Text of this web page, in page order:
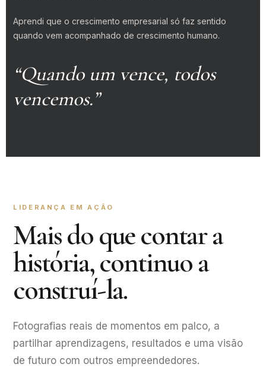
Aprendi que o crescimento empresarial só faz sentido
quando vem acompanhado de crescimento humano.
“Quando um vence, todos
vencemos.”
LIDERANÇA EM AÇÃO
Mais do que contar a
história, continuo a
construí-la.
Fotografias reais de momentos em palco, a
partilhar aprendizagens, resultados e uma visão
de futuro com outros empreendedores.